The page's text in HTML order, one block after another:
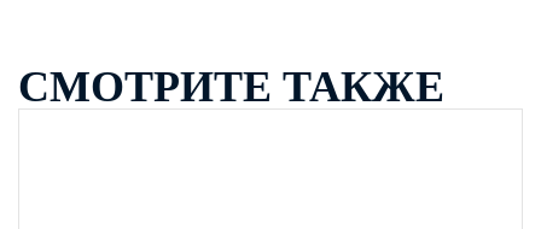
СМОТРИТЕ ТАКЖЕ